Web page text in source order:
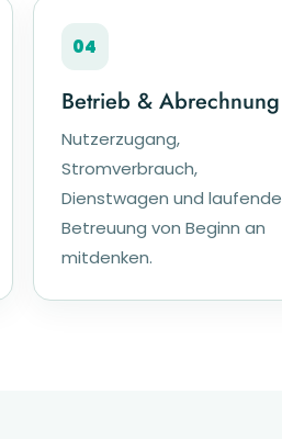
04
Betrieb & Abrechnung
Nutzerzugang,
Stromverbrauch,
Dienstwagen und laufende
Betreuung von Beginn an
mitdenken.